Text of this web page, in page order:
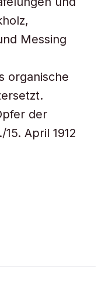
Messing
organische
der
April 1912